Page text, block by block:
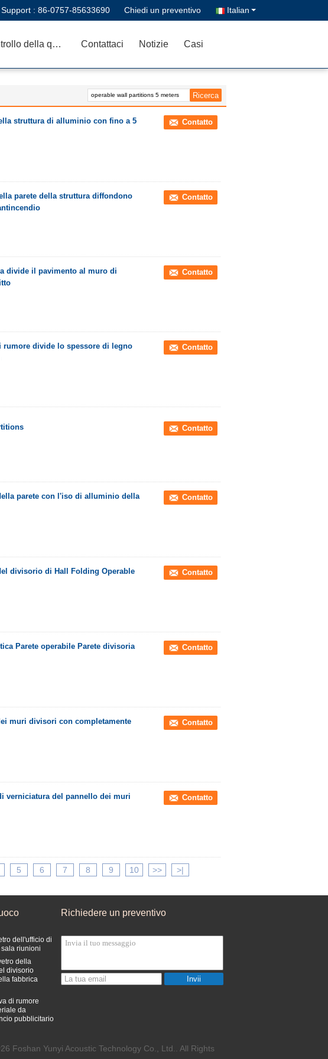
: 86-0757-85633690 Chiedi un preventivo Italian
Controllo della qualità Contattaci Notizie Casi
struttura di alluminio con fino a 5
Contatto
parete della struttura diffondono
Contatto
divide il pavimento al muro di
Contatto
rumore divide lo spessore di legno
Contatto
Contatto
parete con l'iso di alluminio della
Contatto
divisorio di Hall Folding Operable
Contatto
Parete operabile Parete divisoria
Contatto
muri divisori con completamente
Contatto
verniciatura del pannello dei muri
Contatto
5 6 7 8 9 10 >> >|
dell'ufficio di
riunioni
della
divisorio
fabbrica
di rumore
da
pubblicitario
Richiedere un preventivo
Invii
Foshan Yunyi Acoustic Technology Co., Ltd.. All Rights